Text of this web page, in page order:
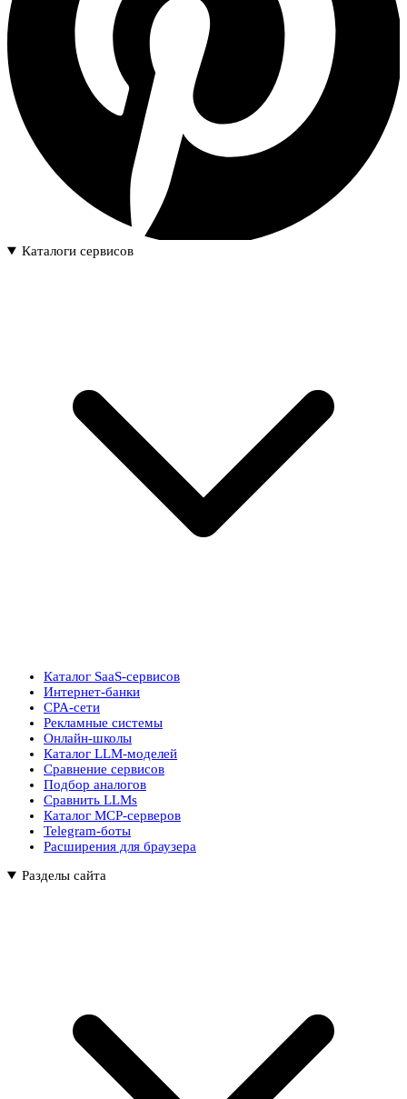
Каталоги сервисов
Каталог SaaS-сервисов
Интернет-банки
CPA-сети
Рекламные системы
Онлайн-школы
Каталог LLM-моделей
Сравнение сервисов
Подбор аналогов
Сравнить LLMs
Каталог MCP-серверов
Telegram-боты
Расширения для браузера
Разделы сайта